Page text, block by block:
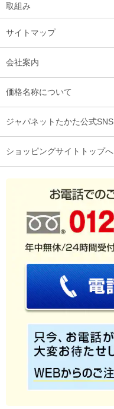
取組み
サイトマップ
会社案内
価格名称について
ジャパネットたかた公式SNS
ショッピングサイトトップへ